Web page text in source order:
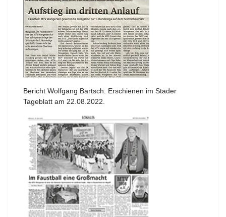
Bericht Wolfgang Bartsch. Erschienen im Stader
Tageblatt am 22.08.2022.